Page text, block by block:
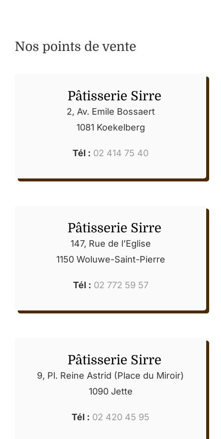
Nos points de vente
Pâtisserie Sirre
2, Av. Emile Bossaert
1081 Koekelberg
Tél : 02 414 75 40
Pâtisserie Sirre
147, Rue de l’Eglise
1150 Woluwe-Saint-Pierre
Tél : 02 772 59 57
Pâtisserie Sirre
9, Pl. Reine Astrid (Place du Miroir)
1090 Jette
Tél : 02 420 45 95